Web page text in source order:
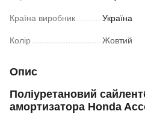
Країна виробник Україна
Колір Жовтий
Опис
Поліуретановий
амортизатора Honda